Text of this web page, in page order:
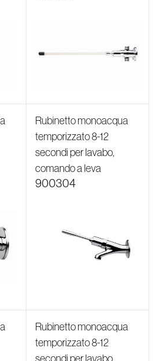
Rubinetto monoacqua
temporizzato 8-12
secondi per lavabo,
comando a leva
900304
Rubinetto monoacqua
temporizzato 8-12
secondi per lavabo,